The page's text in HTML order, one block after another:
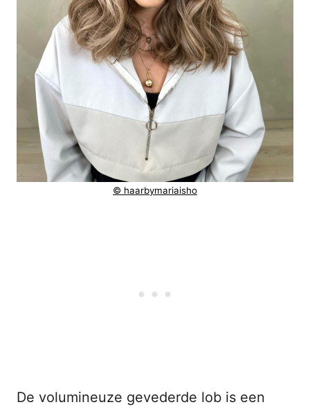
© haarbymariaisho
De volumineuze gevederde lob is een